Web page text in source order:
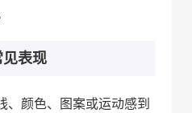
表现
、颜色、图案或运动感到